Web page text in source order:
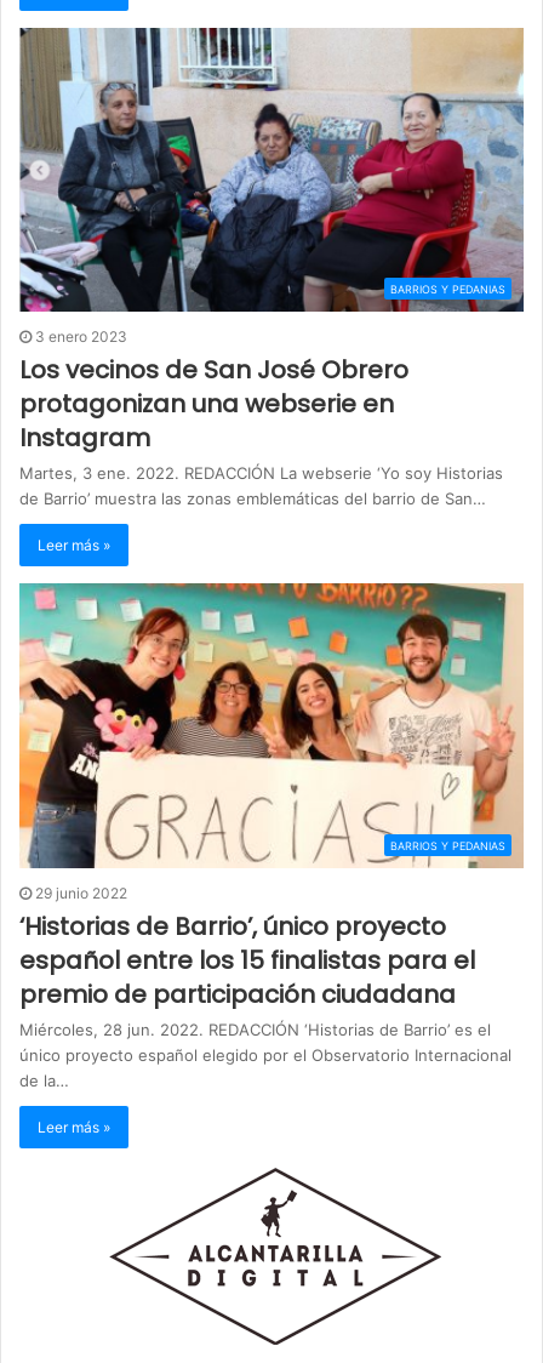
BARRIOS Y PEDANIAS
3 enero 2023
Los vecinos de San José Obrero
protagonizan una webserie en
Instagram
Martes, 3 ene. 2022. REDACCIÓN La webserie ‘Yo soy Historias
de Barrio’ muestra las zonas emblemáticas del barrio de San…
Leer más »
BARRIOS Y PEDANIAS
29 junio 2022
‘Historias de Barrio’, único proyecto
español entre los 15 finalistas para el
premio de participación ciudadana
Miércoles, 28 jun. 2022. REDACCIÓN ‘Historias de Barrio’ es el
único proyecto español elegido por el Observatorio Internacional
de la…
Leer más »